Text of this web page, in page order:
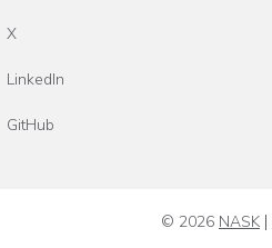
X
LinkedIn
GitHub
© 2026 NASK